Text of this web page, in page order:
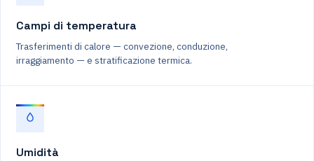
Campi di temperatura
Trasferimenti di calore — convezione, conduzione,
irraggiamento — e stratificazione termica.
Umidità